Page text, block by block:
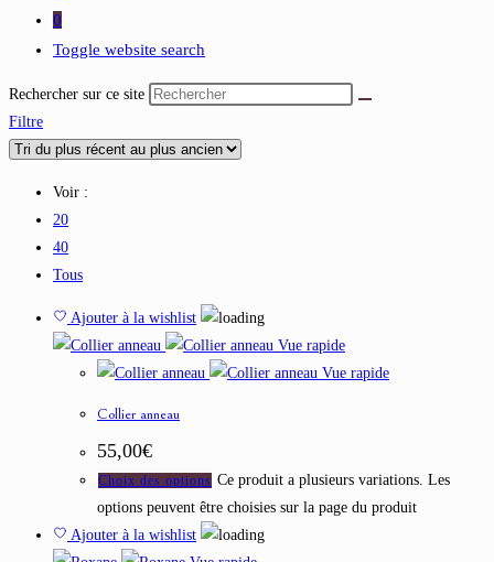
0
Toggle website search
Rechercher sur ce site
Filtre
Voir :
20
40
Tous
Ajouter à la wishlist
Vue rapide
Vue rapide
Collier anneau
55,00€
Choix des options Ce produit a plusieurs variations. Les
options peuvent être choisies sur la page du produit
Ajouter à la wishlist